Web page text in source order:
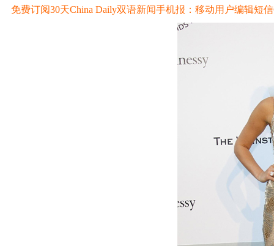
免费订阅30天China Daily双语新闻手机报：移动用户编辑短信